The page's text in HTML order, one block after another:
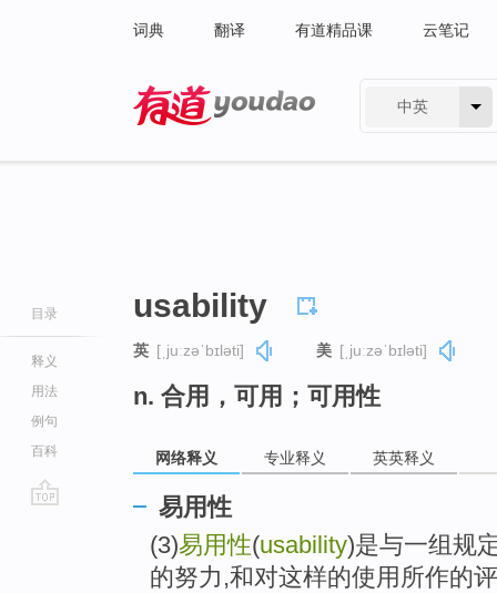
词典 翻译 有道精品课 云笔记
中英
目录
释义
用法
例句
百科
usability
英 [ˌjuːzəˈbɪləti] 美 [ˌjuːzəˈbɪləti]
n. 合用，可用；可用性
网络释义 专业释义 英英释义
易用性
(3)易用性(usability)是与一组规
的努力,和对这样的使用所作的